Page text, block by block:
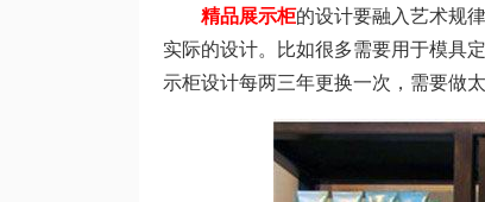
精品展示柜的设计要融入艺术规
实际的设计。比如很多需要用于模具
示柜设计每两三年更换一次，需要做